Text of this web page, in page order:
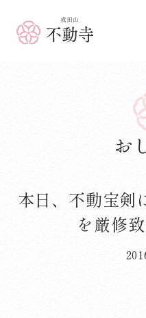
成田山 不動寺
お
本日、不動宝剣
を厳修